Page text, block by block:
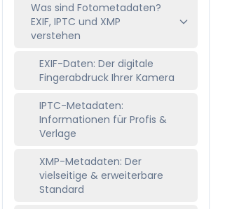
Was sind Fotometadaten?
EXIF, IPTC und XMP
verstehen
EXIF-Daten: Der digitale
Fingerabdruck Ihrer Kamera
IPTC-Metadaten:
Informationen für Profis &
Verlage
XMP-Metadaten: Der
vielseitige & erweiterbare
Standard